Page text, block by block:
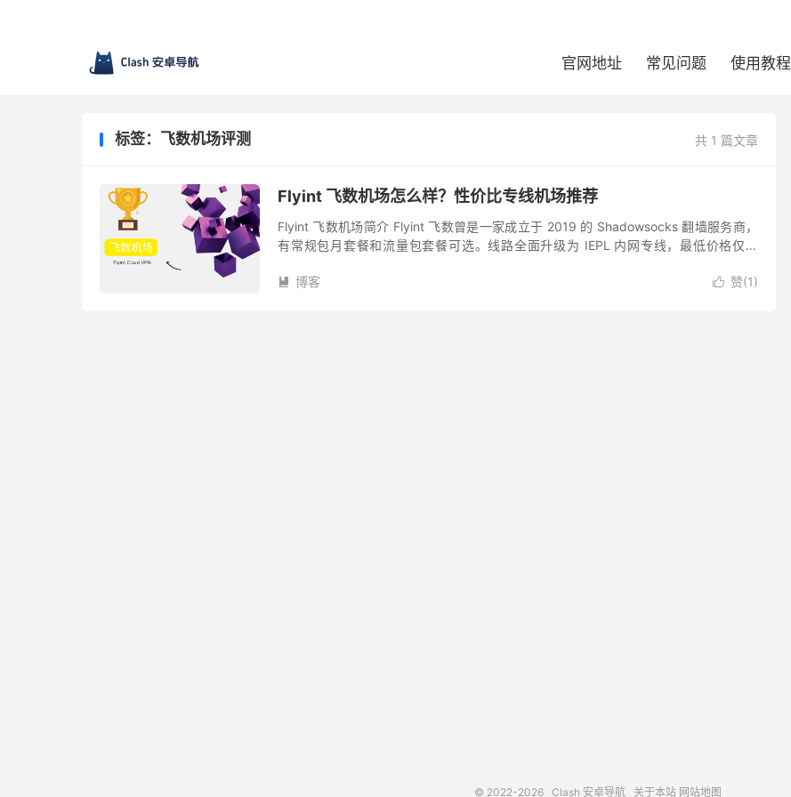
官网地址 常见问题 使用教程
共 1 篇文章
标签：飞数机场评测
Flyint 飞数机场怎么样？性价比专线机场推荐
Flyint 飞数机场简介 Flyint 飞数曾是一家成立于 2019 的 Shadowsocks 翻墙服务商，
有常规包月套餐和流量包套餐可选。线路全面升级为 IEPL 内网专线，最低价格仅需
 赞(1)
 博客
© 2022-2026 Clash 安卓导航 关于本站 网站地图